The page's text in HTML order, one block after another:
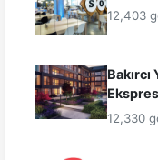
12,403
12,330